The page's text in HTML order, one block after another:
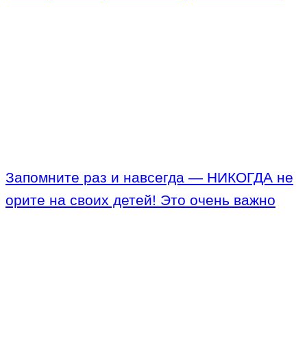
Запомните раз и навсегда — НИКОГДА не
орите на своих детей! Это очень важно